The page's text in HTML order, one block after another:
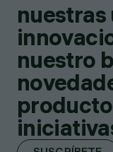
nuestro